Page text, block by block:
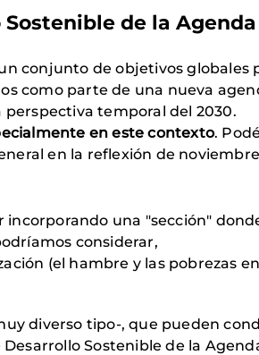
de la
conjunto de objetivos globales
como parte de una nueva
temporal del 2030.
en este contexto.
en la reflexión de
una "sección"
considerar,
(el hambre y las pobrezas
diverso tipo-, que pueden
Sostenible de la